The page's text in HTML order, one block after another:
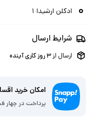
ادکلن ارشیدا ۱
شرایط ارسال
ارسال از ۳ روز کاری آینده
امکان خرید
پرداخت در چهار